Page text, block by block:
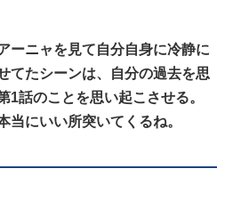
ーニャを見て自分自身に冷静に
てたシーンは、自分の過去を思
1話のことを思い起こさせる。
当にいい所突いてくるね。